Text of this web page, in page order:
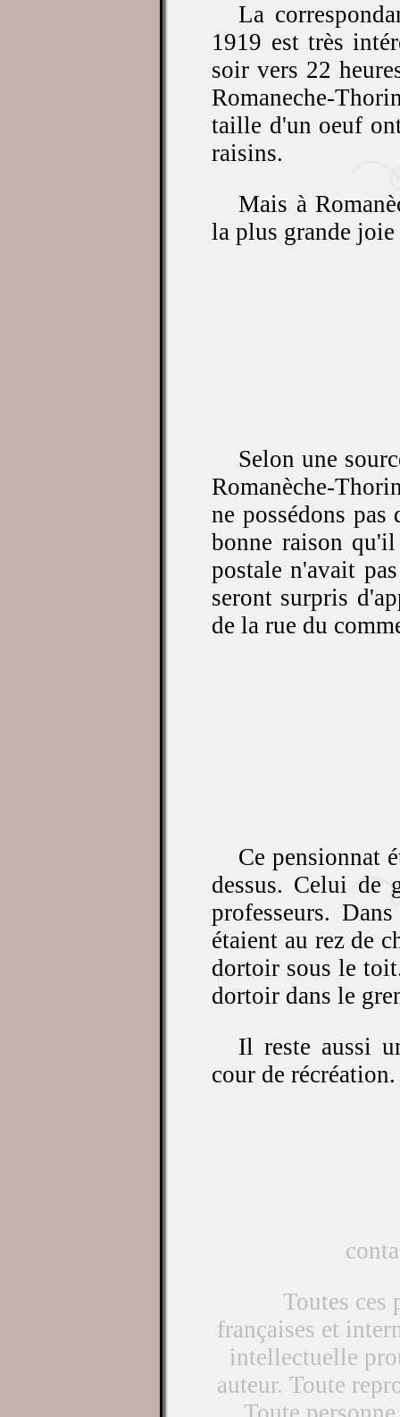
La
1919 est très
soir vers 22
Romaneche-
taille d'un oeuf
raisins.
Mais à
la plus grande
Selon une
Romanèche-
ne possédons
bonne raison
postale n'avait
seront surpris
de la rue du
Ce pensionnat
dessus. Celui de
professeurs.
étaient au rez de
dortoir sous le
dortoir dans le
Il reste aussi
cour de récréation.
Toutes ces
françaises et
intellectuelle
auteur. Toute